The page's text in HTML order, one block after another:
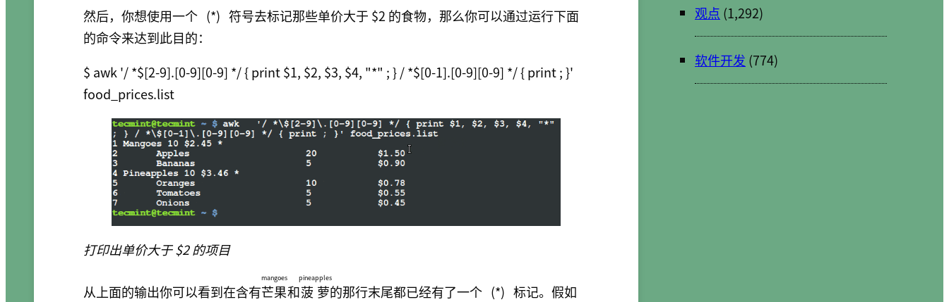
然后，你想使用一个 (*) 符号去标记那些单价大于 $2 的食物，那么你可以通过运行下面
的命令来达到此目的：
$ awk '/ *$[2-9].[0-9][0-9] */ { print $1, $2, $3, $4, "*" ; } / *$[0-1].[0-9][0-9] */ { print ; }'
打印出单价大于 $2 的项目
从上面的输出你可以看到在含有芒果
mangoes
和菠萝
pineapples
的那行末尾都已经有了一个 (*) 标记。假如
观点 (1,292)
软件开发 (774)